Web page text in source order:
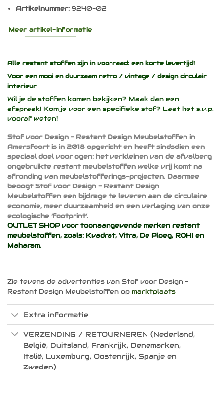
Artikelnummer:9240-02
Meer artikel-informatie
Alle restant stoffen zijn in voorraad: een korte levertijd!
Voor een mooi en duurzaam retro / vintage / design circulair
interieur
Wil je de stoffen komen bekijken? Maak dan een
afspraak! Kom je voor een specifieke stof? Laat het s.v.p.
vooraf weten!
Stof voor Design - Restant Design Meubelstoffen in
Amersfoort is in 2018 opgericht en heeft sindsdien een
speciaal doel voor ogen: het verkleinen van de afvalberg
ongebruikte restant meubelstoffen welke vrij komt na
afronding van meubelstofferings-projecten. Daarmee
beoogt Stof voor Design - Restant Design
Meubelstoffen een bijdrage te leveren aan de circulaire
economie, meer duurzaamheid en een verlaging van onze
ecologische ‘footprint’.
OUTLET SHOP voor toonaangevende merken restant
meubelstoffen, zoals: Kvadrat, Vitra, De Ploeg, ROHI en
Maharam.
Zie tevens de advertenties van Stof voor Design -
Restant Design Meubelstoffen op marktplaats
Extra informatie
VERZENDING / RETOURNEREN (Nederland,
België, Duitsland, Frankrijk, Denemarken,
Italië, Luxemburg, Oostenrijk, Spanje en
Zweden)